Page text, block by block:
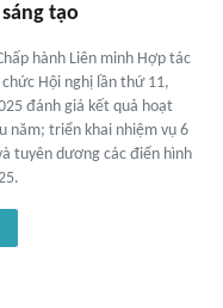
tạo
hành Liên minh Hợp tác
Hội nghị lần thứ 11,
đánh giá kết quả hoạt
năm; triển khai nhiệm vụ 6
tuyên dương các điển hình